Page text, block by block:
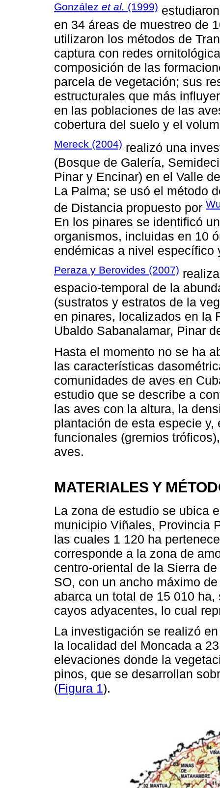
González et al. (1999)
en 34 áreas de muestreo de
utilizaron los métodos de
captura con redes
composición de las
parcela de vegetación; sus
estructurales que más
en las poblaciones de las
cobertura del suelo y el
Mereck (2004) realizó una
(Bosque de Galería,
Pinar y Encinar) en el Valle
La Palma; se usó el método
de Distancia propuesto por
En los pinares se identificó
organismos, incluidas en 10
endémicas a nivel
Peraza y Berovides (2007)
espacio-temporal de la
(sustratos y estratos de la
en pinares, localizados en la
Ubaldo Sabanalamar, Pinar
Hasta el momento no se ha
las características
comunidades de aves en
estudio que se describe a
las aves con la altura, la
plantación de esta especie
funcionales (gremios
aves.
MATERIALES Y
La zona de estudio se ubica
municipio Viñales, Provincia
las cuales 1 120 ha
corresponde a la zona de
centro-oriental de la Sierra
SO, con un ancho máximo
abarca un total de 15 010
cayos adyacentes, lo cual
La investigación se realizó
la localidad del Moncada a
elevaciones donde la
pinos, que se desarrollan
(Figura 1).